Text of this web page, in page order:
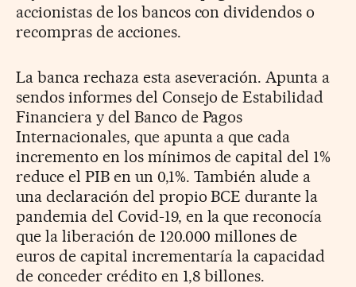
accionistas de los bancos con dividendos o
recompras de acciones.
La banca rechaza esta aseveración. Apunta a
sendos informes del Consejo de Estabilidad
Financiera y del Banco de Pagos
Internacionales, que apunta a que cada
incremento en los mínimos de capital del 1%
reduce el PIB en un 0,1%. También alude a
una declaración del propio BCE durante la
pandemia del Covid-19, en la que reconocía
que la liberación de 120.000 millones de
euros de capital incrementaría la capacidad
de conceder crédito en 1,8 billones.